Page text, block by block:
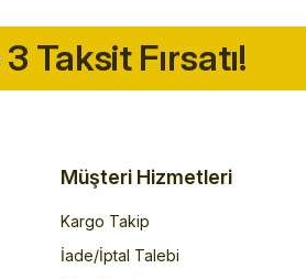
Taksit Fırsatı!
Müşteri Hizmetleri
Kargo Takip
İade/İptal Talebi